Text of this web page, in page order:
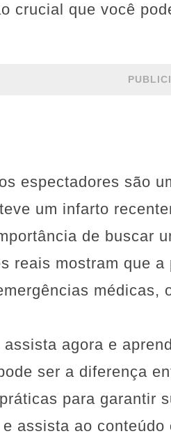
crucial que você
espectadores são
um infarto
de buscar
reais mostram que
médicas,
agora e
ser a diferença
para garantir
assista ao conteúdo